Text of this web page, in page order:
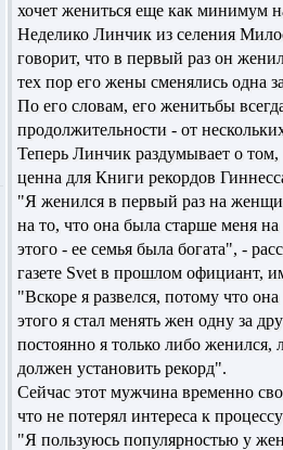
хочет жениться еще как минимум
Неделико Линчик из селения
говорит, что в первый раз он
тех пор его жены сменялись одна
По его словам, его женитьбы
продолжительности - от
Теперь Линчик раздумывает о том,
ценна для Книги рекордов
"Я женился в первый раз на
на то, что она была старше меня
этого - ее семья была богата", -
газете Svet в прошлом официант,
"Вскоре я развелся, потому что
этого я стал менять жен одну за
постоянно я только либо женился,
должен установить рекорд".
Сейчас этот мужчина временно
что не потерял интереса к
"Я пользуюсь популярностью у